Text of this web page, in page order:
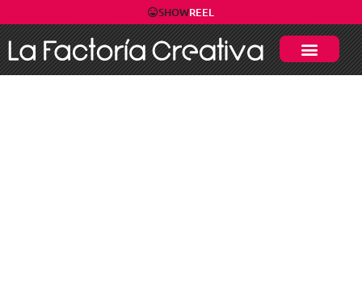
SHOWREEL